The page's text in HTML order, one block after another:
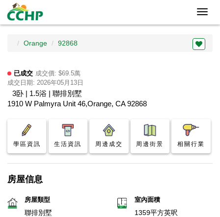
Orange 92868
已成交 成交價: $69.5萬
成交日期: 2026年05月13日
3卧 | 1.5浴 | 聯排別墅
1910 W Palmyra Unit 46,Orange, CA 92868
學區資訊 生活資訊 周邊成交 周邊街景 相關行業
房屋信息
房屋類型
聯排別墅
室內面積
1359平方英呎